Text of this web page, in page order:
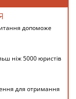
допоможе
ніж 5000 юристів
для отримання